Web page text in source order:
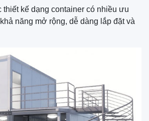
kế dạng container có nhiều ưu
năng mở rộng, dễ dàng lắp đặt và